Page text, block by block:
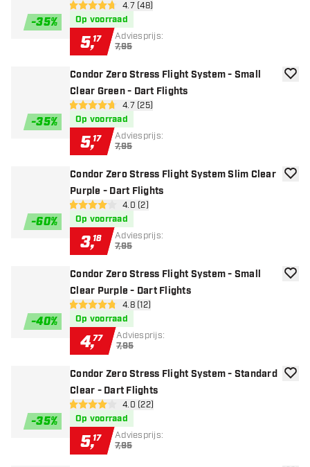
-35%
open reviews drawer
4.7 score sterren4.7 (48)
Op voorraad
5,17 Adviesprijs:
7,95
-35%
Condor Zero Stress Flight System - Small
Clear Green - Dart Flights
open reviews drawer
4.7 score sterren4.7 (25)
Op voorraad
5,17 Adviesprijs:
7,95
-60%
Condor Zero Stress Flight System Slim Clear
Purple - Dart Flights
open reviews drawer
4 score sterren4.0 (2)
Op voorraad
3,18 Adviesprijs:
7,95
-40%
Condor Zero Stress Flight System - Small
Clear Purple - Dart Flights
open reviews drawer
4.8 score sterren4.8 (12)
Op voorraad
4,77 Adviesprijs:
7,95
-35%
Condor Zero Stress Flight System - Standard
Clear - Dart Flights
open reviews drawer
4 score sterren4.0 (22)
Op voorraad
5,17 Adviesprijs:
7,95